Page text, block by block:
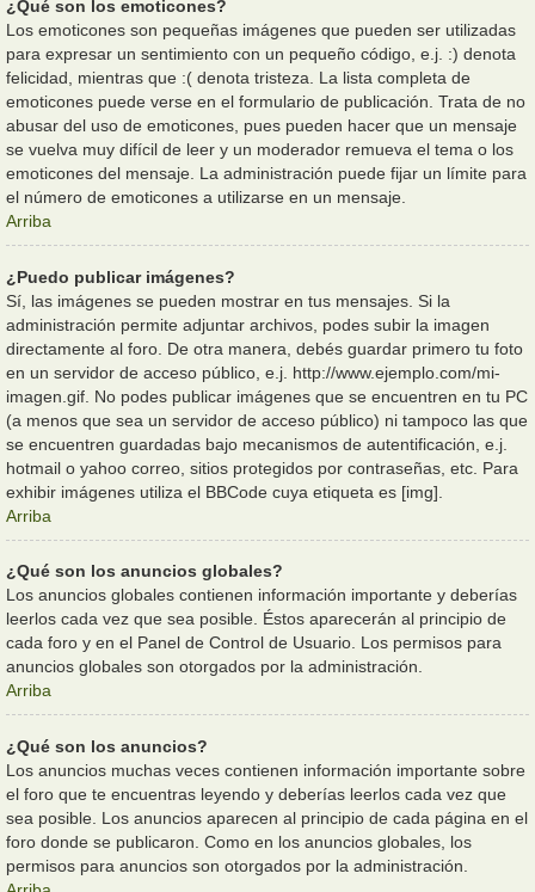
¿Qué son los emoticones?
Los emoticones son pequeñas imágenes que pueden ser utilizadas
para expresar un sentimiento con un pequeño código, e.j. :) denota
felicidad, mientras que :( denota tristeza. La lista completa de
emoticones puede verse en el formulario de publicación. Trata de no
abusar del uso de emoticones, pues pueden hacer que un mensaje
se vuelva muy difícil de leer y un moderador remueva el tema o los
emoticones del mensaje. La administración puede fijar un límite para
el número de emoticones a utilizarse en un mensaje.
Arriba
¿Puedo publicar imágenes?
Sí, las imágenes se pueden mostrar en tus mensajes. Si la
administración permite adjuntar archivos, podes subir la imagen
directamente al foro. De otra manera, debés guardar primero tu foto
en un servidor de acceso público, e.j. http://www.ejemplo.com/mi-
imagen.gif. No podes publicar imágenes que se encuentren en tu PC
(a menos que sea un servidor de acceso público) ni tampoco las que
se encuentren guardadas bajo mecanismos de autentificación, e.j.
hotmail o yahoo correo, sitios protegidos por contraseñas, etc. Para
exhibir imágenes utiliza el BBCode cuya etiqueta es [img].
Arriba
¿Qué son los anuncios globales?
Los anuncios globales contienen información importante y deberías
leerlos cada vez que sea posible. Éstos aparecerán al principio de
cada foro y en el Panel de Control de Usuario. Los permisos para
anuncios globales son otorgados por la administración.
Arriba
¿Qué son los anuncios?
Los anuncios muchas veces contienen información importante sobre
el foro que te encuentras leyendo y deberías leerlos cada vez que
sea posible. Los anuncios aparecen al principio de cada página en el
foro donde se publicaron. Como en los anuncios globales, los
permisos para anuncios son otorgados por la administración.